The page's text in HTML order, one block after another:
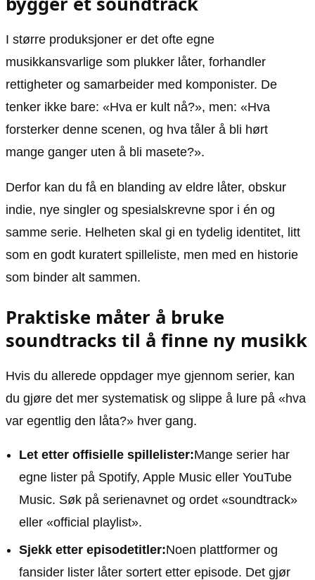
I større produksjoner er det ofte egne
musikkansvarlige som plukker låter, forhandler
rettigheter og samarbeider med komponister. De
tenker ikke bare: «Hva er kult nå?», men: «Hva
forsterker denne scenen, og hva tåler å bli hørt
mange ganger uten å bli masete?».
Derfor kan du få en blanding av eldre låter, obskur
indie, nye singler og spesialskrevne spor i én og
samme serie. Helheten skal gi en tydelig identitet, litt
som en godt kuratert spilleliste, men med en historie
som binder alt sammen.
Praktiske måter å bruke
soundtracks til å finne ny musikk
Hvis du allerede oppdager mye gjennom serier, kan
du gjøre det mer systematisk og slippe å lure på «hva
var egentlig den låta?» hver gang.
Let etter offisielle spillelister:Mange serier har
egne lister på Spotify, Apple Music eller YouTube
Music. Søk på serienavnet og ordet «soundtrack»
eller «official playlist».
Sjekk etter episodetitler:Noen plattformer og
fansider lister låter sortert etter episode. Det gjør